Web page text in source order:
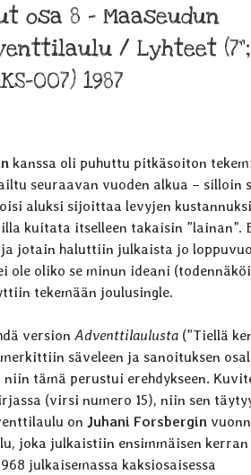
osa 8 – Maaseudun
/ Lyhteet (7”;
007) 1987
kanssa oli puhuttu pitkäsoiton
seuraavan vuoden alkua – silloin
aluksi sijoittaa levyjen
kuitata itselleen takaisin ”lainan”.
jotain haluttiin julkaista jo
ole oliko se minun ideani
tekemään joulusingle.
version Adventtilaulusta (”Tiellä
säveleen ja sanoituksen
tämä perustui erehdykseen.
(virsi numero 15), niin sen
on Juhani Forsbergin
joka julkaistiin ensimmäisen kerran
julkaisemassa kaksi­osaisessa